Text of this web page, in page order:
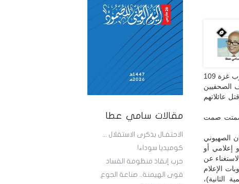
مقالات سامي عطا
الاحتفـال بذكرى الاستقلال ...
كوميديا سوداء!
حرب إنقاذ منظومة الفساد
قوى الهيمنة.. صناعة الجوع
وفضحت زيف ادعاءاتها السابقة، فلقد بلغ عدد الصحفيين والإعلاميين الذين قُتلوا في حرب غزة 109
الصحفيين
عائلاتهم
وصمتت صمت
الصهيوني
إعلامي أو
عن
الإعلام
الثانية)،